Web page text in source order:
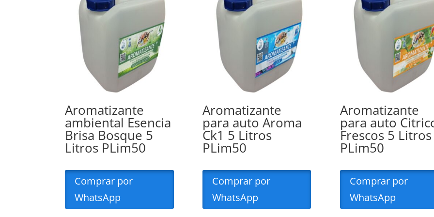
Aromatizante
ambiental Esencia
Brisa Bosque 5
Litros PLim50
Comprar por
WhatsApp
Aromatizante
para auto Aroma
Ck1 5 Litros
PLim50
Comprar por
WhatsApp
Aromatizante
para auto
Frescos 5 Litros
PLim50
Comprar por
WhatsApp